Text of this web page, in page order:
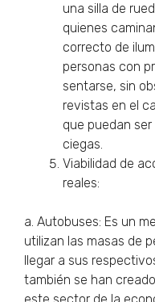
una silla de
quienes
correcto de
personas con
sentarse, sin
revistas en el
que puedan
ciegas.
Viabilidad de
reales:
a. Autobuses: Es un
utilizan las masas de
llegar a sus
también se han
este sector de la